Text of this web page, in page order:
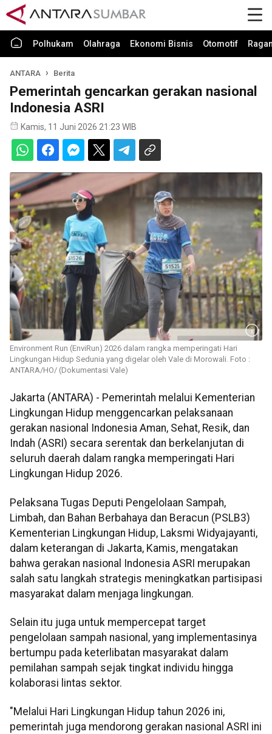
Polhukam Olahraga Ekonomi Bisnis Otomotif
ANTARA Berita
Pemerintah gencarkan gerakan nasional
Indonesia ASRI
Kamis, 11 Juni 2026 21:23 WIB
Environment Run (EnviRun) 2026 dalam rangka memperingati Hari
Lingkungan Hidup Sedunia yang digelar oleh Vale di Morowali. Foto :
ANTARA/HO/ (Dokumentasi Vale)
Jakarta (ANTARA) - Pemerintah melalui Kementerian
Lingkungan Hidup menggencarkan pelaksanaan
gerakan nasional Indonesia Aman, Sehat, Resik, dan
Indah (ASRI) secara serentak dan berkelanjutan di
seluruh daerah dalam rangka memperingati Hari
Lingkungan Hidup 2026.
Pelaksana Tugas Deputi Pengelolaan Sampah,
Limbah, dan Bahan Berbahaya dan Beracun (PSLB3)
Kementerian Lingkungan Hidup, Laksmi Widyajayanti,
dalam keterangan di Jakarta, Kamis, mengatakan
bahwa gerakan nasional Indonesia ASRI merupakan
salah satu langkah strategis meningkatkan partisipasi
masyarakat dalam menjaga lingkungan.
Selain itu juga untuk mempercepat target
pengelolaan sampah nasional, yang implementasinya
bertumpu pada keterlibatan masyarakat dalam
pemilahan sampah sejak tingkat individu hingga
kolaborasi lintas sektor.
"Melalui Hari Lingkungan Hidup tahun 2026 ini,
pemerintah juga mendorong gerakan nasional ASRI ini